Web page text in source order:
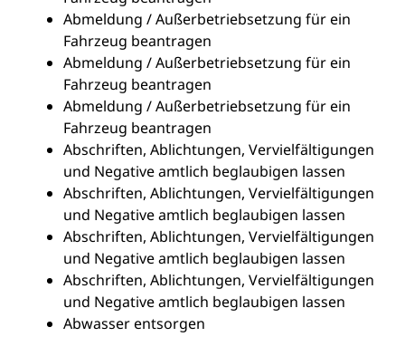
Abmeldung / Außerbetriebsetzung für ein
Fahrzeug beantragen
Abmeldung / Außerbetriebsetzung für ein
Fahrzeug beantragen
Abmeldung / Außerbetriebsetzung für ein
Fahrzeug beantragen
Abschriften, Ablichtungen, Vervielfältigungen
und Negative amtlich beglaubigen lassen
Abschriften, Ablichtungen, Vervielfältigungen
und Negative amtlich beglaubigen lassen
Abschriften, Ablichtungen, Vervielfältigungen
und Negative amtlich beglaubigen lassen
Abschriften, Ablichtungen, Vervielfältigungen
und Negative amtlich beglaubigen lassen
Abwasser entsorgen